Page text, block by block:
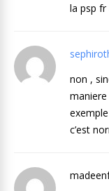
la psp fr
non ,
c’est